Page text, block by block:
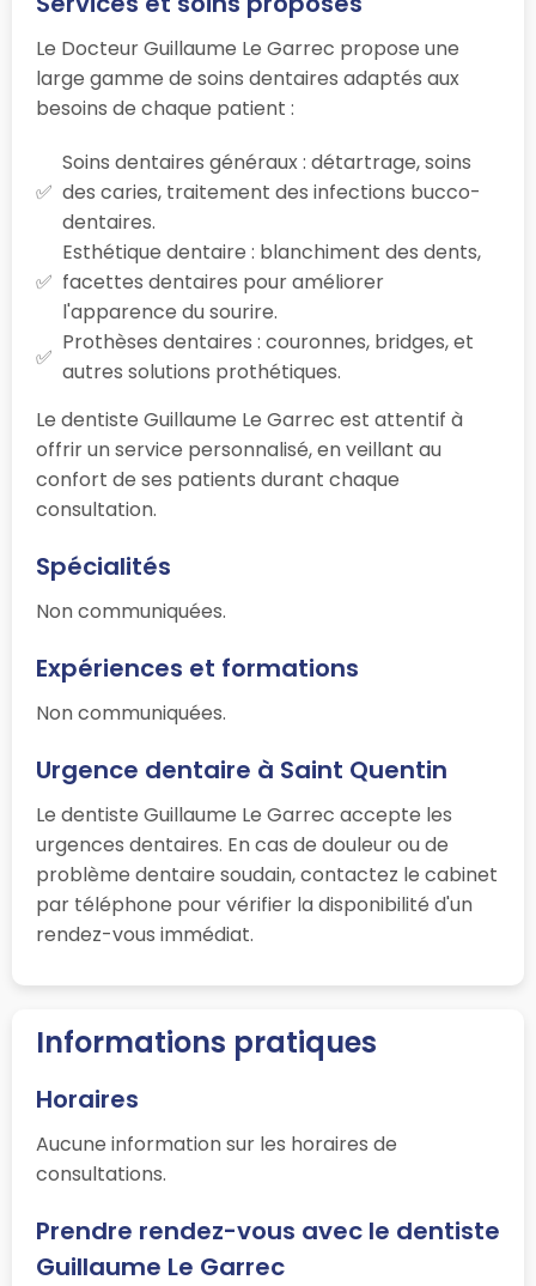
Le Docteur Guillaume Le Garrec propose une
large gamme de soins dentaires adaptés aux
besoins de chaque patient :
Soins dentaires généraux : détartrage, soins
des caries, traitement des infections bucco-
dentaires.
Esthétique dentaire : blanchiment des dents,
facettes dentaires pour améliorer
l'apparence du sourire.
Prothèses dentaires : couronnes, bridges, et
autres solutions prothétiques.
Le dentiste Guillaume Le Garrec est attentif à
offrir un service personnalisé, en veillant au
confort de ses patients durant chaque
consultation.
Spécialités
Non communiquées.
Expériences et formations
Non communiquées.
Urgence dentaire à Saint Quentin
Le dentiste Guillaume Le Garrec accepte les
urgences dentaires. En cas de douleur ou de
problème dentaire soudain, contactez le cabinet
par téléphone pour vérifier la disponibilité d'un
rendez-vous immédiat.
Informations pratiques
Horaires
Aucune information sur les horaires de
consultations.
Prendre rendez-vous avec le dentiste
Guillaume Le Garrec